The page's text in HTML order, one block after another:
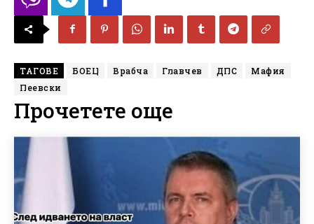
ТАГОВЕ БОЕЦ Врабча Главчев ДПС
Мафия
Пеевски
Прочетете още